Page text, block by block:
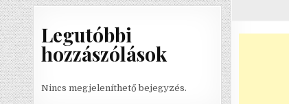
Legutóbbi
hozzászólások
Nincs megjeleníthető bejegyzés.